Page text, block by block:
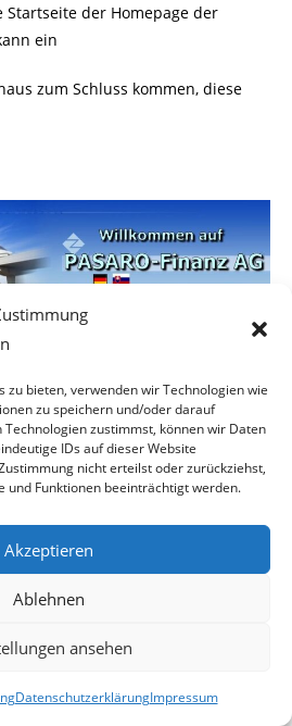
zu bieten, verwenden wir Technologien wie
zu speichern und/oder darauf
zustimmst, können wir Daten
IDs auf dieser Website
nicht erteilst oder zurückziehst,
und Funktionen beeinträchtigt werden.
Akzeptieren
Ablehnen
ansehen
DatenschutzerklärungImpressum
Startseite der Homepage der
ein
zum Schluss kommen, diese